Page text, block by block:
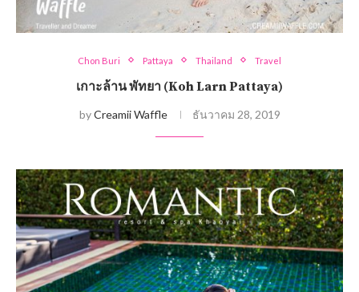
Chon Buri Pattaya Thailand Travel
เกาะล้าน พัทยา (Koh Larn Pattaya)
byCreamii Waffle ธันวาคม 28, 2019